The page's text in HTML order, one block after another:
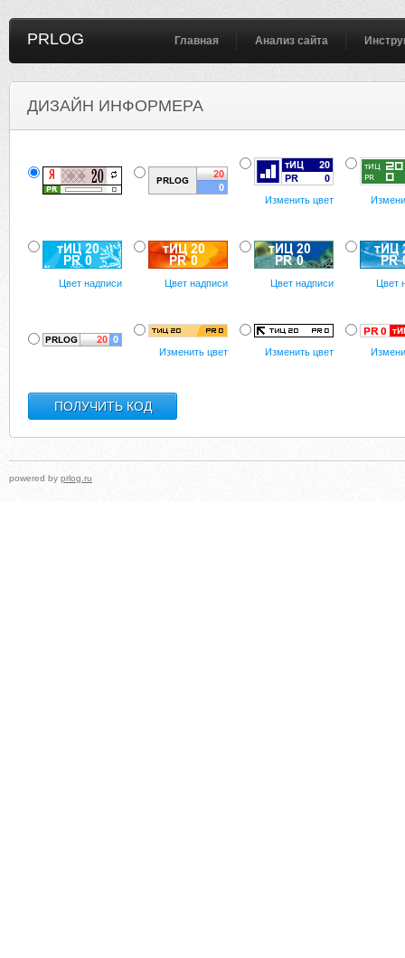
PRLOG Главная Анализ сайта
ДИЗАЙН ИНФОРМЕРА
Изменить цвет
Цвет надписи Цвет надписи Цвет надписи Цвет
Изменить цвет Изменить цвет
powered by prlog.ru